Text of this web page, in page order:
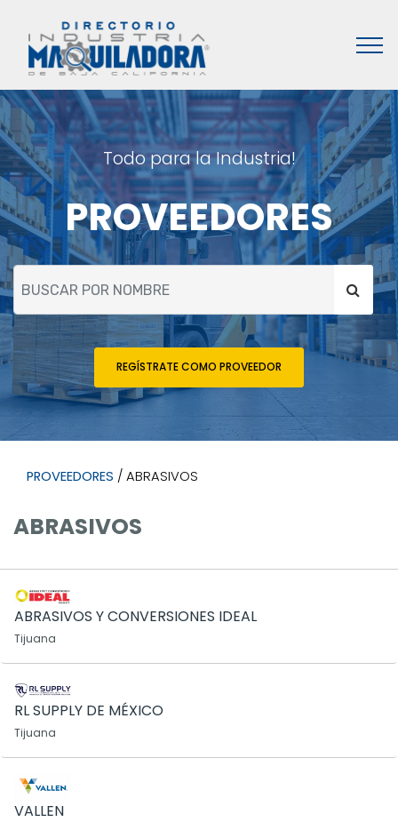
Todo para la Industria!
PROVEEDORES
REGÍSTRATE COMO PROVEEDOR
PROVEEDORES / ABRASIVOS
ABRASIVOS
ABRASIVOS Y CONVERSIONES IDEAL
Tijuana
RL SUPPLY DE MÉXICO
Tijuana
VALLEN